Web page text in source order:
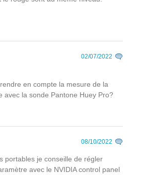
02/07/2022
en compte la mesure de la
avec la sonde Pantone Huey Pro?
08/10/2022
portables je conseille de régler
avec le NVIDIA control panel